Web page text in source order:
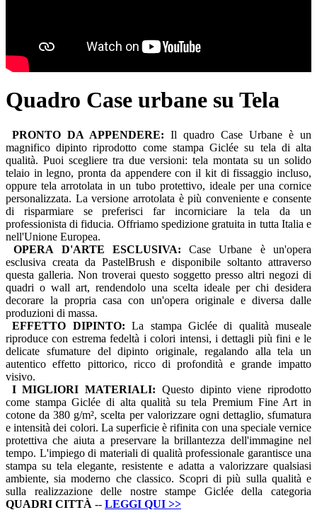
Quadro Case urbane su Tela
PRONTO DA APPENDERE: Il quadro Case Urbane è un
magnifico dipinto riprodotto come stampa Giclée su tela di alta
qualità. Puoi scegliere tra due versioni: tela montata su un solido
telaio in legno, pronta da appendere con il kit di fissaggio incluso,
oppure tela arrotolata in un tubo protettivo, ideale per una cornice
personalizzata. La versione arrotolata è più conveniente e consente
di risparmiare se preferisci far incorniciare la tela da un
professionista di fiducia. Offriamo spedizione gratuita in tutta Italia e
nell'Unione Europea.
OPERA D'ARTE ESCLUSIVA:Case Urbane è un'opera
esclusiva creata da PastelBrush e disponibile soltanto attraverso
questa galleria. Non troverai questo soggetto presso altri negozi di
quadri o wall art, rendendolo una scelta ideale per chi desidera
decorare la propria casa con un'opera originale e diversa dalle
produzioni di massa.
EFFETTO DIPINTO: La stampa Giclée di qualità museale
riproduce con estrema fedeltà i colori intensi, i dettagli più fini e le
delicate sfumature del dipinto originale, regalando alla tela un
autentico effetto pittorico, ricco di profondità e grande impatto
visivo.
I MIGLIORI MATERIALI: Questo dipinto viene riprodotto
come stampa Giclée di alta qualità su tela Premium Fine Art in
cotone da 380 g/m², scelta per valorizzare ogni dettaglio, sfumatura
e intensità dei colori. La superficie è rifinita con una speciale vernice
protettiva che aiuta a preservare la brillantezza dell'immagine nel
tempo. L'impiego di materiali di qualità professionale garantisce una
stampa su tela elegante, resistente e adatta a valorizzare qualsiasi
ambiente, sia moderno che classico. Scopri di più sulla qualità e
sulla realizzazione delle nostre stampe Giclée della categoria
QUADRI CITTÀ -- LEGGI QUI >>